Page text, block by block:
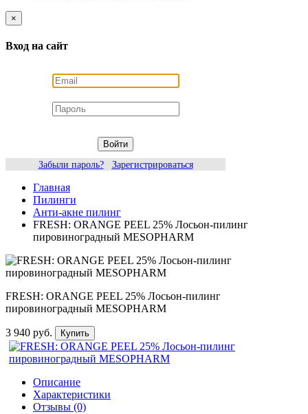
×
Вход на сайт
Войти
Забыли пароль?
Зарегистрироваться
Главная
Пилинги
Анти-акне пилинг
FRESH: ORANGE PEEL 25% Лосьон-пилинг
пировиноградный MESOPHARM
FRESH: ORANGE PEEL 25% Лосьон-пилинг
пировиноградный MESOPHARM
3 940 руб. Купить
Описание
Характеристики
Отзывы (0)